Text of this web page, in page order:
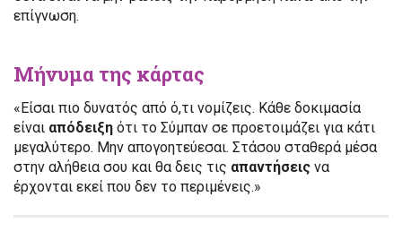
επίγνωση.
Μήνυμα της κάρτας
«Είσαι πιο δυνατός από ό,τι νομίζεις. Κάθε δοκιμασία
είναι απόδειξη ότι το Σύμπαν σε προετοιμάζει για κάτι
μεγαλύτερο. Μην απογοητεύεσαι. Στάσου σταθερά μέσα
στην αλήθεια σου και θα δεις τις απαντήσεις να
έρχονται εκεί που δεν το περιμένεις.»